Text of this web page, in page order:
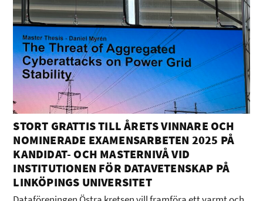
STORT GRATTIS TILL ÅRETS VINNARE OCH
NOMINERADE EXAMENSARBETEN 2025 PÅ
KANDIDAT- OCH MASTERNIVÅ VID
INSTITUTIONEN FÖR DATAVETENSKAP PÅ
LINKÖPINGS UNIVERSITET